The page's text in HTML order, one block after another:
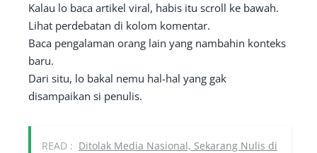
Kalau lo baca artikel viral, habis itu scroll ke bawah.
Lihat perdebatan di kolom komentar.
Baca pengalaman orang lain yang nambahin konteks
baru.
Dari situ, lo bakal nemu hal-hal yang gak
disampaikan si penulis.
READ : Ditolak Media Nasional, Sekarang Nulis di